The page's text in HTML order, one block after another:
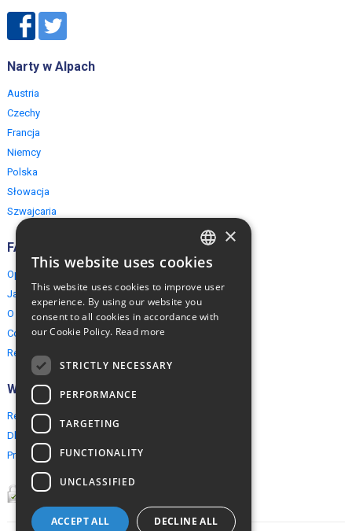
Narty w Alpach
Austria
Czechy
Francja
Niemcy
Polska
Słowacja
Szwajcaria
FAQ
Opinie naszych klientów
Jak rezerwować?
O EuropeMountains.com
Cookies, Prywatność, Bezpieczeństwo
Regulamin
Współpraca
Rezerwacja grupowa
Dla agentów turystycznych
Program partnerski
ENGLISH
×
This website uses cookies
This website uses cookies to improve user
experience. By using our website you
consent to all cookies in accordance with
our Cookie Policy. Read more
STRICTLY NECESSARY
PERFORMANCE
TARGETING
FUNCTIONALITY
UNCLASSIFIED
ACCEPT ALL DECLINE ALL